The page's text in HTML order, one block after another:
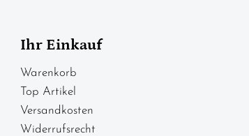
Ihr Einkauf
Warenkorb
Top Artikel
Versandkosten
Widerrufsrecht